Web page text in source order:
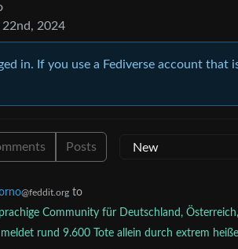
22nd, 2024
in. If you use a Fediverse account
Posts
@feddit.org to
Community für Deutschland,
rund 9.600 Tote allein durch extrem